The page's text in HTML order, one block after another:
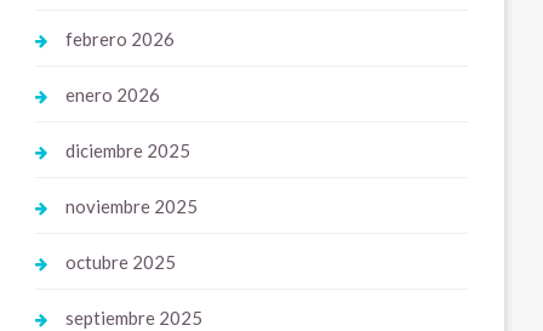
febrero 2026
enero 2026
diciembre 2025
noviembre 2025
octubre 2025
septiembre 2025